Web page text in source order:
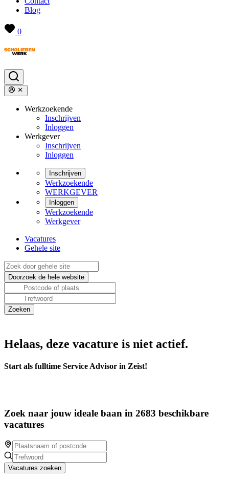
Blog
0
Werkzoekende
Inschrijven
Inloggen
Werkgever
Inschrijven
Inloggen
Inschrijven
Werkzoekende
WERKGEVER
Inloggen
Werkzoekende
Werkgever
Vacatures
Gehele site
Helaas, deze vacature is niet actief.
Start als fulltime Service Advisor in Zeist!
Zoek naar jouw ideale baan in 2683 beschikbare
vacatures
Vacatures zoeken